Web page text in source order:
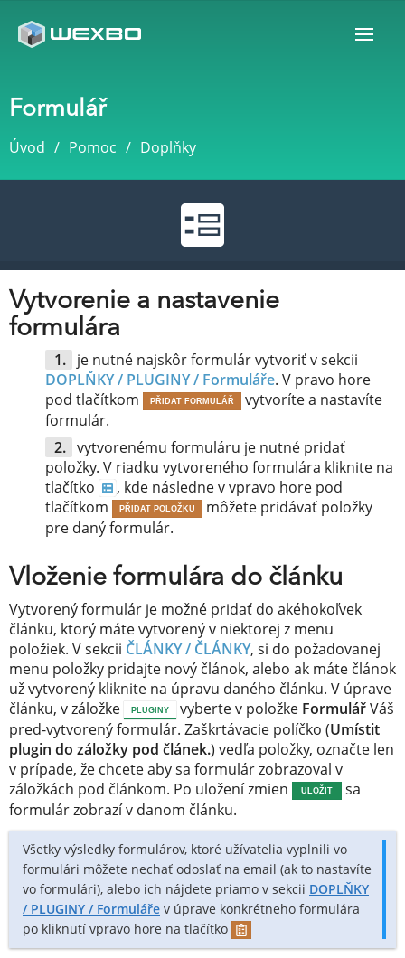
Formulář
Úvod Pomoc Doplňky
Vytvorenie a nastavenie
formulára
je nutné najskôr formulár vytvoriť v sekcii
DOPLŇKY / PLUGINY / Formuláře. V pravo hore
pod tlačítkom
PŘIDAT FORMULÁŘ
vytvoríte a nastavíte
formulár.
vytvorenému formuláru je nutné pridať
položky. V riadku vytvoreného formulára kliknite na
tlačítko
, kde následne v vpravo hore pod
tlačítkom
PŘIDAT POLOŽKU
môžete pridávať položky
pre daný formulár.
Vloženie formulára do článku
Vytvorený formulár je možné pridať do akéhokoľvek
článku, ktorý máte vytvorený v niektorej z menu
položiek. V sekcii ČLÁNKY / ČLÁNKY, si do požadovanej
menu položky pridajte nový článok, alebo ak máte článok
už vytvorený kliknite na úpravu daného článku. V úprave
článku, v záložke
PLUGINY vyberte v položke FormulářVáš
pred-vytvorený formulár. Zaškrtávacie políčko (Umístit
plugin do záložky pod článek.) vedľa položky, označte len
v prípade, že chcete aby sa formulár zobrazoval v
záložkách pod článkom. Po uložení zmien
ULOŽIT
sa
formulár zobrazí v danom článku.
Všetky výsledky formulárov, ktoré užívatelia vyplnili vo
formulári môžete nechať odoslať na email (ak to nastavíte
vo formulári), alebo ich nájdete priamo v sekcii DOPLŇKY
/ PLUGINY / Formuláře v úprave konkrétneho formulára
po kliknutí vpravo hore na tlačítko